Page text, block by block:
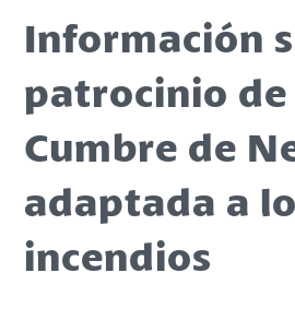
Información
patrocinio de
Cumbre de
adaptada a
incendios